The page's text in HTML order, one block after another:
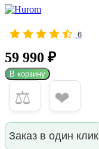
6
59 990 ₽
В корзину
⚖ ❤
Заказ в один клик